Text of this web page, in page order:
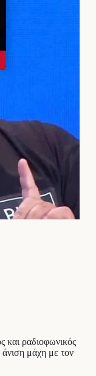
και ραδιοφωνικός
άνιση μάχη με τον